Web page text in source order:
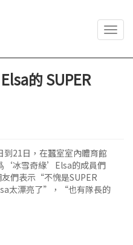
的 SUPER
到21日，在蠶室室內體育館
冰雪奇緣’Elsa的成員們
們表示“不愧是SUPER
太漂亮了”，“也有隊長的